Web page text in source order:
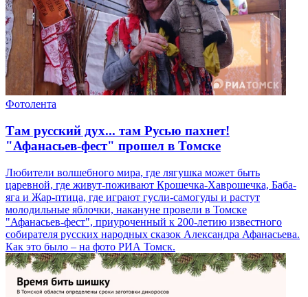
Фотолента
Там русский дух... там Русью пахнет!
"Афанасьев-фест" прошел в Томске
Любители волшебного мира, где лягушка может быть
царевной, где живут-поживают Крошечка-Хаврошечка, Баба-
яга и Жар-птица, где играют гусли-самогуды и растут
молодильные яблочки, накануне провели в Томске
"Афанасьев-фест", приуроченный к 200-летию известного
собирателя русских народных сказок Александра Афанасьева.
Как это было – на фото РИА Томск.